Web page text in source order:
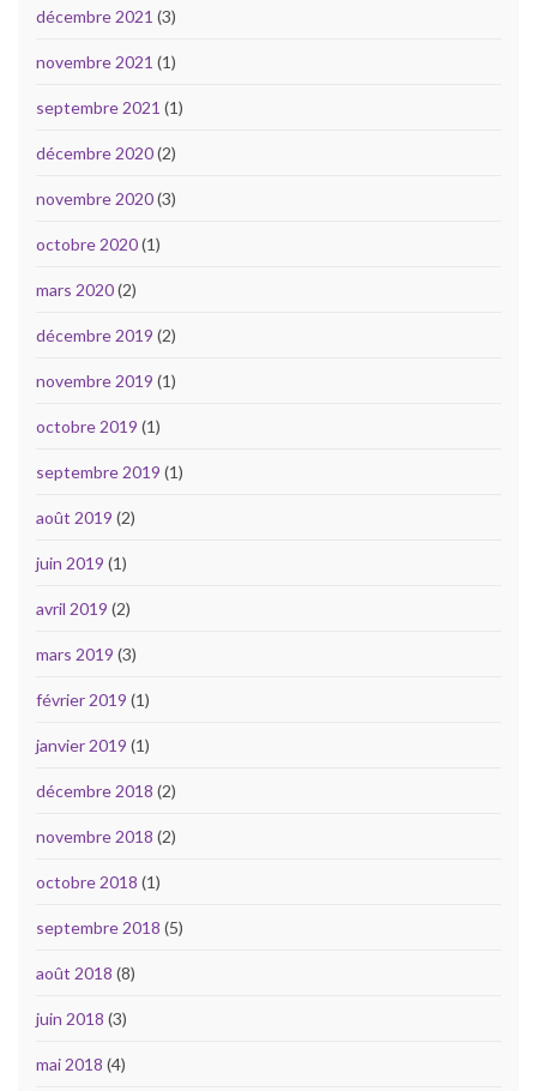
décembre 2021 (3)
novembre 2021 (1)
septembre 2021 (1)
décembre 2020(2)
novembre 2020(3)
octobre 2020(1)
mars 2020(2)
décembre 2019 (2)
novembre 2019 (1)
octobre 2019 (1)
septembre 2019 (1)
août 2019 (2)
juin 2019 (1)
avril 2019 (2)
mars 2019 (3)
février 2019 (1)
janvier 2019 (1)
décembre 2018 (2)
novembre 2018 (2)
octobre 2018 (1)
septembre 2018 (5)
août 2018 (8)
juin 2018 (3)
mai 2018 (4)